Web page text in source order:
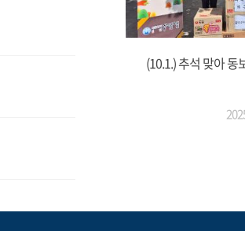
(10.1.) 추석 맞아 동